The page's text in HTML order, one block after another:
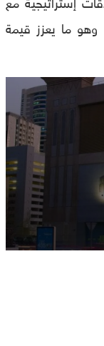
ما يعزز قيمة
seconds
of
0
seconds